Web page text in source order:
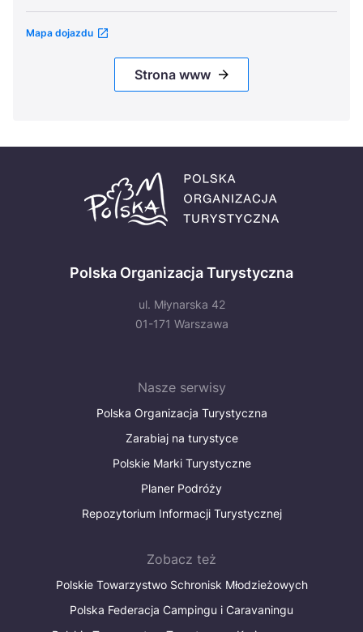
Mapa dojazdu
Strona www
Polska Organizacja Turystyczna
ul. Młynarska 42
01-171 Warszawa
Nasze serwisy
Polska Organizacja Turystyczna
Zarabiaj na turystyce
Polskie Marki Turystyczne
Planer Podróży
Repozytorium Informacji Turystycznej
Zobacz też
Polskie Towarzystwo Schronisk Młodzieżowych
Polska Federacja Campingu i Caravaningu